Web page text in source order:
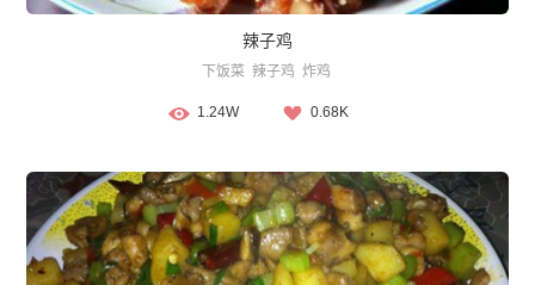
辣子鸡
下饭菜 辣子鸡 炸鸡
1.24W 0.68K